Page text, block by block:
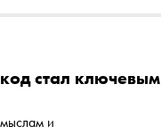
стал ключевым
и